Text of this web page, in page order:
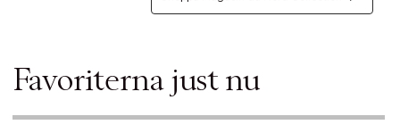
Favoriterna just nu